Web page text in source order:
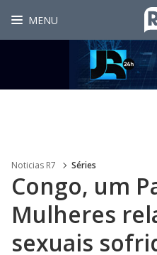
MENU
Noticias R7 Séries
Congo, um
Mulheres
sexuais